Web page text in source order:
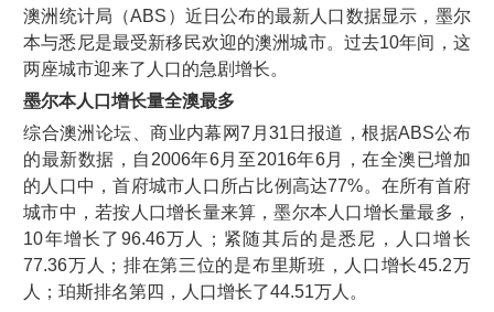
新闻
隐私
合作
澳洲统计局（ABS）近日公布的最新人口数据显示，墨尔
本与悉尼是最受新移民欢迎的澳洲城市。过去10年间，这
两座城市迎来了人口的急剧增长。
墨尔本人口增长量全澳最多
综合澳洲论坛、商业内幕网7月31日报道，根据ABS公布
的最新数据，自2006年6月至2016年6月，在全澳已增加
的人口中，首府城市人口所占比例高达77%。在所有首府
城市中，若按人口增长量来算，墨尔本人口增长量最多，
10年增长了96.46万人；紧随其后的是悉尼，人口增长
77.36万人；排在第三位的是布里斯班，人口增长45.2万
人；珀斯排名第四，人口增长了44.51万人。